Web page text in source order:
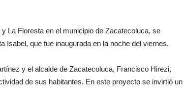
La Floresta en el municipio de Zacatecoluca, se
Isabel, que fue inaugurada en la noche del viernes.
y el alcalde de Zacatecoluca, Francisco Hirezi,
de sus habitantes. En este proyecto se invirtió un